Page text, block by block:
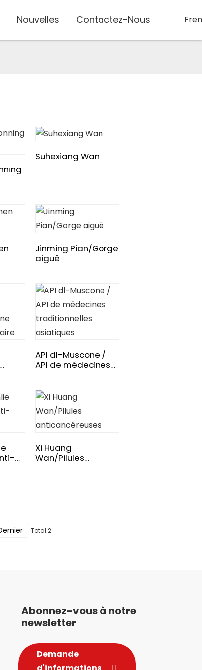
Nouvelles Contactez-Nous
Suhexiang Wan
Jinming Pian/Gorge
aiguë
API dl-Muscone /
API de médecines
Xi Huang
Wan/Pilules
Total 2
Abonnez-vous à notre
newsletter
Demande